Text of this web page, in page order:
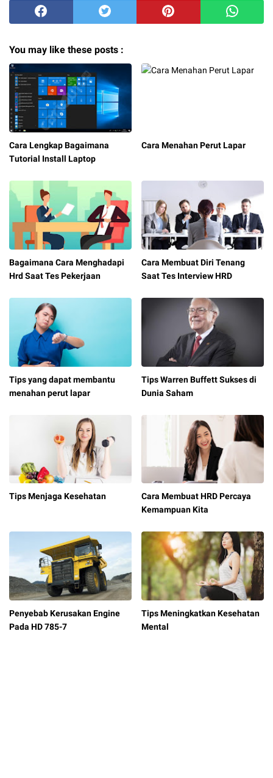
You may like these posts :
Cara Lengkap Bagaimana
Tutorial Install Laptop
Cara Menahan Perut Lapar
Bagaimana Cara Menghadapi
Hrd Saat Tes Pekerjaan
Cara Membuat Diri Tenang
Saat Tes Interview HRD
Tips yang dapat membantu
menahan perut lapar
Tips Warren Buffett Sukses di
Dunia Saham
Tips Menjaga Kesehatan
Cara Membuat HRD Percaya
Kemampuan Kita
Penyebab Kerusakan Engine
Pada HD 785-7
Tips Meningkatkan Kesehatan
Mental